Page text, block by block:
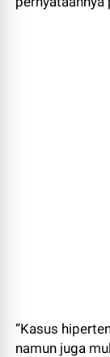
“Kasus
namun juga